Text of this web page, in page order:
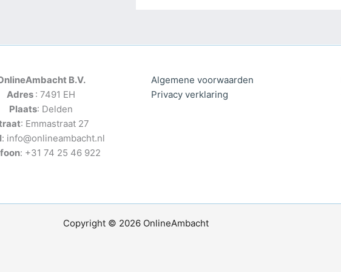
B.V.
Adres : 7491 EH
Plaats: Delden
: Emmastraat 27
: info@onlineambacht.nl
: +31 74 25 46 922
Algemene voorwaarden
Privacy verklaring
Copyright © 2026 OnlineAmbacht